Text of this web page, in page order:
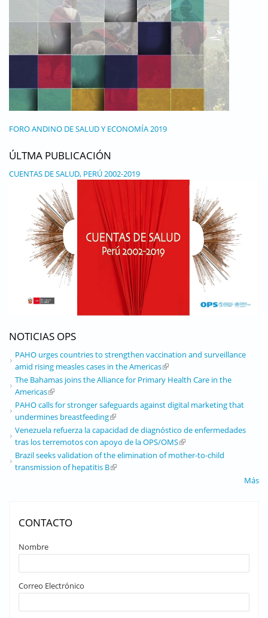
FORO ANDINO DE SALUD Y ECONOMÍA 2019
ÚLTMA PUBLICACIÓN
CUENTAS DE SALUD, PERÚ 2002-2019
NOTICIAS OPS
PAHO urges countries to strengthen vaccination and surveillance
amid rising measles cases in the Americas(link is external)
The Bahamas joins the Alliance for Primary Health Care in the
Americas(link is external)
PAHO calls for stronger safeguards against digital marketing that
undermines breastfeeding(link is external)
Venezuela refuerza la capacidad de diagnóstico de enfermedades
tras los terremotos con apoyo de la OPS/OMS(link is external)
Brazil seeks validation of the elimination of mother-to-child
transmission of hepatitis B(link is external)
Más
CONTACTO
Nombre
Correo Electrónico